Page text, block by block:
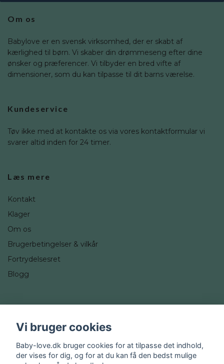
Om os
Babylove er en svensk virksomhed, der er skabt af
kærlighed til børn. Vi skaber din drømmeseng efter dine
ønsker og præferencer. Vi tilbyder en bred vifte af
dimensioner, som du kan tilpasse til dit barns værelse.
Kundeservice
Tøv ikke med at kontakte os via vores kontaktformular vi
svarer altid inden for 24 timer.
Læs mere
Kontakt
Klager
Om os
Brugerbetingelser & vilkår
Fortrydelsesret
Blogg
Instagram
Vi bruger cookies
Baby-love.dk bruger cookies for at tilpasse det indhold,
der vises for dig, og for at du kan få den bedst mulige